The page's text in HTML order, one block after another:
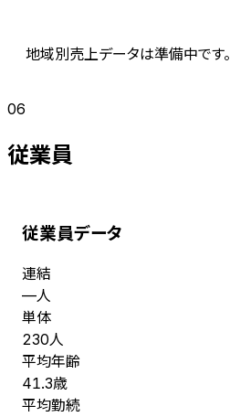
地域別売上データは準備中です。
06
従業員
従業員データ
連結
—人
単体
230人
平均年齢
41.3歳
平均勤続